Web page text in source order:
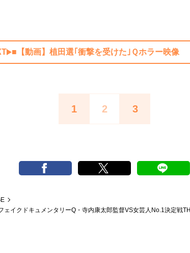
■【動画】植田選｢衝撃を受けた｣Ｑホラー映像
1 2 3
ェイクドキュメンタリーQ・寺内康太郎監督VS女芸人No.1決定戦